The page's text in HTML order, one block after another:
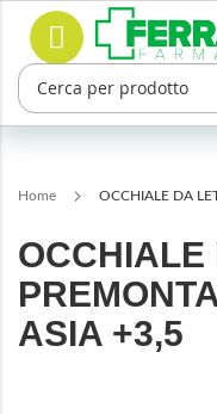
Salta
contenuto
Home OCCHIALE DA
OCCHIALE
ASIA +3,5